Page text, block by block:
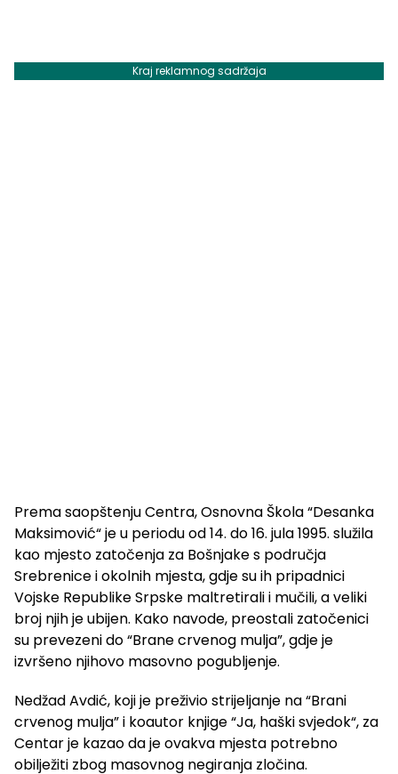
Kraj reklamnog sadržaja
Prema saopštenju Centra, Osnovna Škola “Desanka
Maksimović“ je u periodu od 14. do 16. jula 1995. služila
kao mjesto zatočenja za Bošnjake s područja
Srebrenice i okolnih mjesta, gdje su ih pripadnici
Vojske Republike Srpske maltretirali i mučili, a veliki
broj njih je ubijen. Kako navode, preostali zatočenici
su prevezeni do “Brane crvenog mulja”, gdje je
izvršeno njihovo masovno pogubljenje.
Nedžad Avdić, koji je preživio strijeljanje na “Brani
crvenog mulja” i koautor knjige “Ja, haški svjedok“, za
Centar je kazao da je ovakva mjesta potrebno
obilježiti zbog masovnog negiranja zločina.